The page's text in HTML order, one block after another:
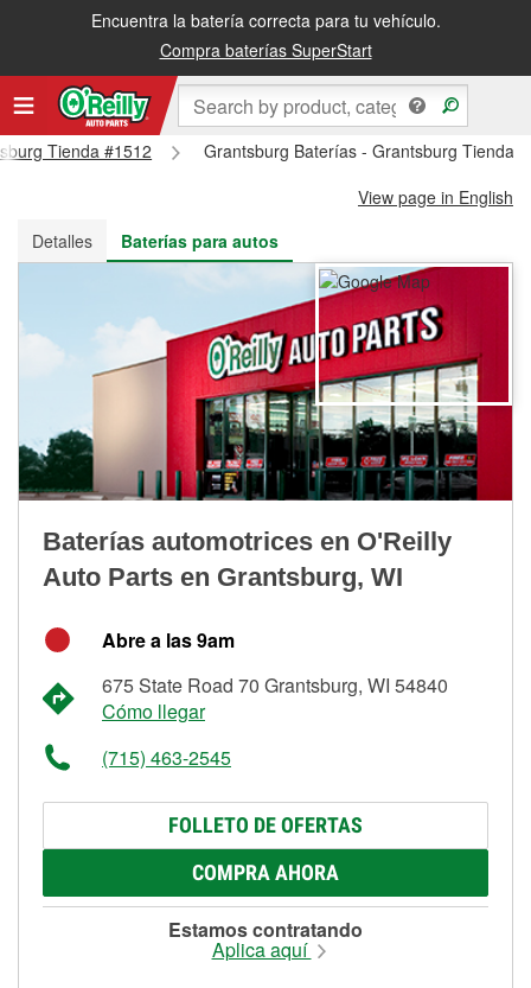
Encuentra la batería correcta para tu vehículo.
Compra baterías SuperStart
Recibe tu orden gratis al día siguiente o recógela en la tienda
Tienda #1512
Grantsburg Baterías - Grantsburg Tienda
View page in English
Detalles
Baterías para autos
Baterías automotrices en O'Reilly
Auto Parts en Grantsburg, WI
Abre a las 9am
675 State Road 70 Grantsburg, WI 54840
Cómo llegar
(715) 463-2545
FOLLETO DE OFERTAS
COMPRA AHORA
Estamos contratando
Aplica aquí